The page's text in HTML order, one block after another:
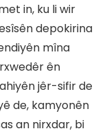
in, ku li wir
depokirina
mîna
ên
jêr-sifir de
de, kamyonên
an nirxdar, bi